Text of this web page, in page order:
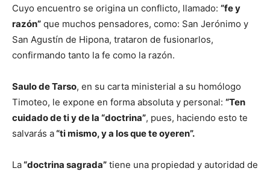
Cuyo encuentro se origina un conflicto, llamado: “fe y
razón” que muchos pensadores, como: San Jerónimo y
San Agustín de Hipona, trataron de fusionarlos,
confirmando tanto la fe como la razón.
Saulo de Tarso, en su carta ministerial a su homólogo
Timoteo, le expone en forma absoluta y personal: “Ten
cuidado de ti y de la “doctrina”, pues, haciendo esto te
salvarás a“ti mismo, y a los que te oyeren”.
La“doctrina sagrada” tiene una propiedad y autoridad de